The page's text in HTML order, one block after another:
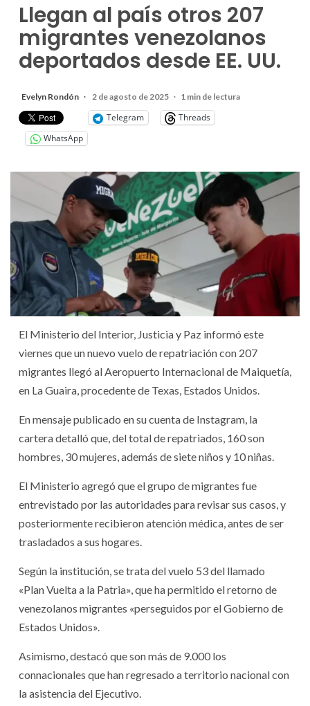
Llegan al país otros 207
migrantes venezolanos
deportados desde EE. UU.
Evelyn Rondón 2 de agosto de 2025 1 min de lectura
Telegram
Threads
WhatsApp
El Ministerio del Interior, Justicia y Paz informó este
viernes que un nuevo vuelo de repatriación con 207
migrantes llegó al Aeropuerto Internacional de Maiquetía,
en La Guaira, procedente de Texas, Estados Unidos.
En mensaje publicado en su cuenta de Instagram, la
cartera detalló que, del total de repatriados, 160 son
hombres, 30 mujeres, además de siete niños y 10 niñas.
El Ministerio agregó que el grupo de migrantes fue
entrevistado por las autoridades para revisar sus casos, y
posteriormente recibieron atención médica, antes de ser
trasladados a sus hogares.
Según la institución, se trata del vuelo 53 del llamado
«Plan Vuelta a la Patria», que ha permitido el retorno de
venezolanos migrantes «perseguidos por el Gobierno de
Estados Unidos».
Asimismo, destacó que son más de 9.000 los
connacionales que han regresado a territorio nacional con
la asistencia del Ejecutivo.